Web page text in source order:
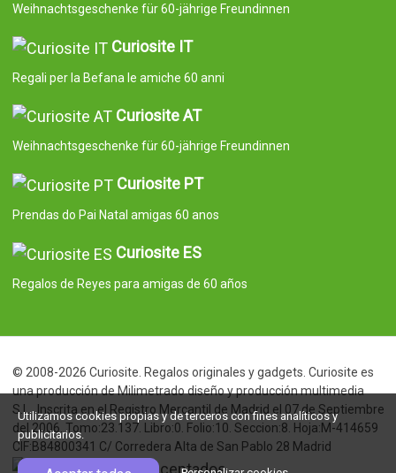
Weihnachtsgeschenke für 60-jährige Freundinnen
Curiosite IT
Regali per la Befana le amiche 60 anni
Curiosite AT
Weihnachtsgeschenke für 60-jährige Freundinnen
Curiosite PT
Prendas do Pai Natal amigas 60 anos
Curiosite ES
Regalos de Reyes para amigas de 60 años
© 2008-2026 Curiosite. Regalos originales y gadgets. Curiosite es
una producción de Milimetrado diseño y producción multimedia
S.L.. Inscrita en el Registro Mercantil de Madrid el 07 de Septiembre
del 2006. Tomo:23.137. Libro:0. Folio:10. Seccion:8. Hoja:M-414659
CIF:B84800341 C/ Corredera Alta de San Pablo 28 Madrid
Utilizamos cookies propias y de terceros con fines analíticos y
publicitarios.